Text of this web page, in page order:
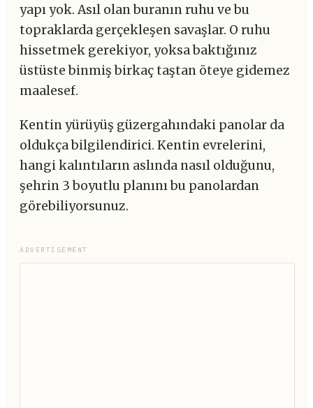
yapı yok. Asıl olan buranın ruhu ve bu
topraklarda gerçekleşen savaşlar. O ruhu
hissetmek gerekiyor, yoksa baktığınız
üstüste binmiş birkaç taştan öteye gidemez
maalesef.
Kentin yürüyüş güzergahındaki panolar da
oldukça bilgilendirici. Kentin evrelerini,
hangi kalıntıların aslında nasıl olduğunu,
şehrin 3 boyutlu planını bu panolardan
görebiliyorsunuz.
ADVERTISEMENT